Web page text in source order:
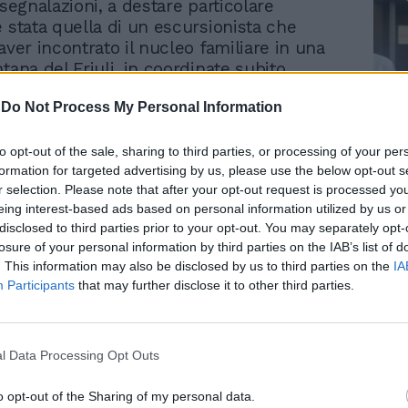
Do Not Process My Personal Information
opt-out of the sale, sharing to third parties, or processing of your
for targeted advertising by us, please use the below opt-out
selection. Please note that after your opt-out request is processed
interest-based ads based on personal information utilized by us
to third parties prior to your opt-out. You may separately
of your personal information by third parties on the IAB’s list of
This information may also be disclosed by us to third parties on the
Participants that may further disclose it to other third parties.
Data Processing Opt Outs
opt-out of the Sharing of my personal data.
a destare particolare
stata quella di un escursionista che
incontrato il nucleo familiare in una
del Friuli, in coordinate subito
il padre dei ragazzi, Yuri, insieme a un
i sentieri della zona montana, e al
fascicolo della Procura di Piacenza
per sottrazione di minori. Anche se, in
fonti investigative vicine all'inchiesta, era
di una variazione del capo
in sequestro di persona, circostanza
consentito margini investigativi più ampi.
però la modifica non è avvenuta.
alle 4 del mattino, nella zona
Rudy Giuliani a Come States?
Trump, Meloni e la strategia
americana